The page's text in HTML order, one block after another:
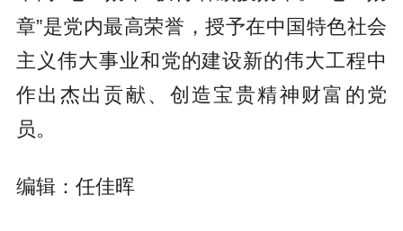
章”是党内最高荣誉，授予在中国特色社会
主义伟大事业和党的建设新的伟大工程中
作出杰出贡献、创造宝贵精神财富的党
员。
编辑：任佳晖